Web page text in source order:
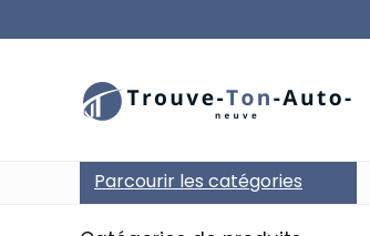
Parcourir les catégories